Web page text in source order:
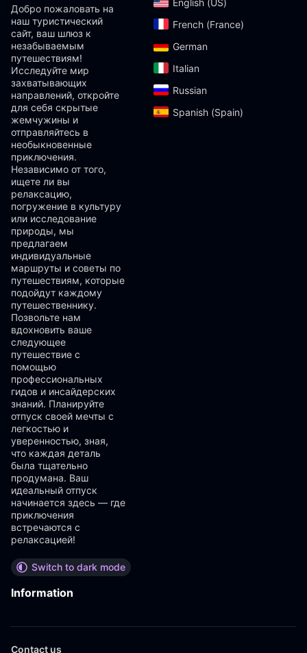
Добро пожаловать на
наш туристический
сайт, ваш шлюз к
незабываемым
путешествиям!
Исследуйте мир
захватывающих
направлений, откройте
для себя скрытые
жемчужины и
отправляйтесь в
необыкновенные
приключения.
Независимо от того,
ищете ли вы
релаксацию,
погружение в культуру
или исследование
природы, мы
предлагаем
индивидуальные
маршруты и советы по
путешествиям, которые
подойдут каждому
путешественнику.
Позвольте нам
вдохновить ваше
следующее
путешествие с
помощью
профессиональных
гидов и инсайдерских
знаний. Планируйте
отпуск своей мечты с
легкостью и
уверенностью, зная,
что каждая деталь
была тщательно
продумана. Ваш
идеальный отпуск
начинается здесь — где
приключения
встречаются с
релаксацией!
Switch to dark mode
English (US)‎
French (France)‎
German‎
Italian‎
Russian‎
Spanish (Spain)‎
Information
Contact us